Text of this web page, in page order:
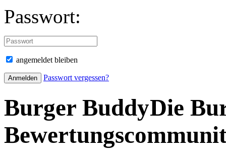
Passwort:
angemeldet bleiben
Passwort vergessen?
Burger BuddyDie